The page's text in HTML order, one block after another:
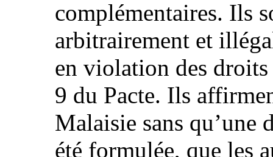
complémentaires. Ils
arbitrairement et
en violation des
9 du Pacte. Ils
Malaisie sans qu’une
été formulée, que les